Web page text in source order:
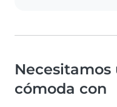
Necesitamos
cómoda con